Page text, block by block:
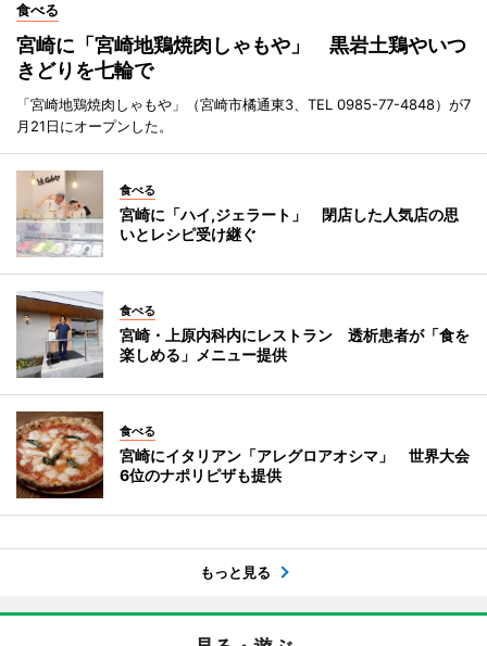
食べる
宮崎に「宮崎地鶏焼肉しゃもや」 黒岩土鶏やいつ
きどりを七輪で
「宮崎地鶏焼肉しゃもや」（宮崎市橘通東3、TEL 0985-77-4848）が7
月21日にオープンした。
食べる
宮崎に「ハイ,ジェラート」 閉店した人気店の思
いとレシピ受け継ぐ
食べる
宮崎・上原内科内にレストラン 透析患者が「食を
楽しめる」メニュー提供
食べる
宮崎にイタリアン「アレグロアオシマ」 世界大会
6位のナポリピザも提供
もっと見る